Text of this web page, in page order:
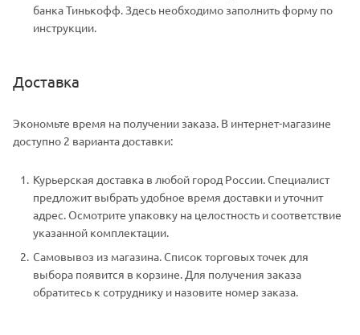
банка Тинькофф. Здесь необходимо заполнить форму по
инструкции.
Доставка
Экономьте время на получении заказа. В интернет-магазине
доступно 2 варианта доставки:
Курьерская доставка в любой город России. Специалист
предложит выбрать удобное время доставки и уточнит
адрес. Осмотрите упаковку на целостность и соответствие
указанной комплектации.
Самовывоз из магазина. Список торговых точек для
выбора появится в корзине. Для получения заказа
обратитесь к сотруднику и назовите номер заказа.